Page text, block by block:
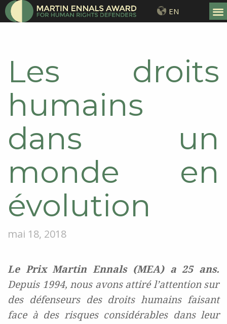
EN
Les droits
humains
dans un
monde en
évolution
mai 18, 2018
Le Prix Martin Ennals (MEA) a 25 ans.
Depuis 1994, nous avons attiré l’attention sur
des défenseurs des droits humains faisant
face à des risques considérables dans leur